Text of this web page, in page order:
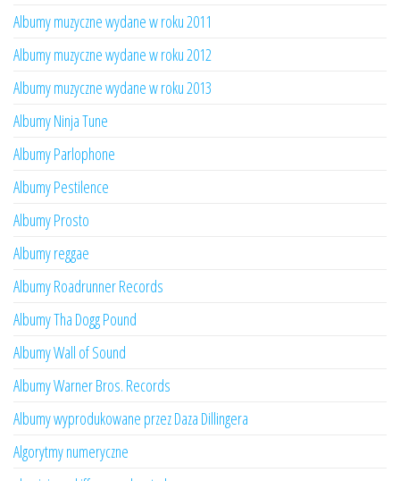
Albumy muzyczne wydane w roku 2011
Albumy muzyczne wydane w roku 2012
Albumy muzyczne wydane w roku 2013
Albumy Ninja Tune
Albumy Parlophone
Albumy Pestilence
Albumy Prosto
Albumy reggae
Albumy Roadrunner Records
Albumy Tha Dogg Pound
Albumy Wall of Sound
Albumy Warner Bros. Records
Albumy wyprodukowane przez Daza Dillingera
Algorytmy numeryczne